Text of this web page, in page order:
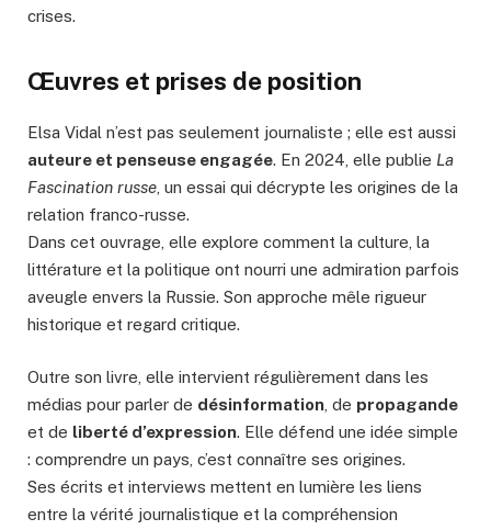
crises.
Œuvres et prises de position
Elsa Vidal n’est pas seulement journaliste ; elle est aussi
auteure et penseuse engagée. En 2024, elle publie La
Fascination russe , un essai qui décrypte les origines de la
relation franco-russe.
Dans cet ouvrage, elle explore comment la culture, la
littérature et la politique ont nourri une admiration parfois
aveugle envers la Russie. Son approche mêle rigueur
historique et regard critique.
Outre son livre, elle intervient régulièrement dans les
médias pour parler de désinformation , de propagande
et de liberté d’expression. Elle défend une idée simple
: comprendre un pays, c’est connaître ses origines.
Ses écrits et interviews mettent en lumière les liens
entre la vérité journalistique et la compréhension